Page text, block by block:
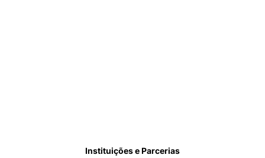
Instituições e Parcerias